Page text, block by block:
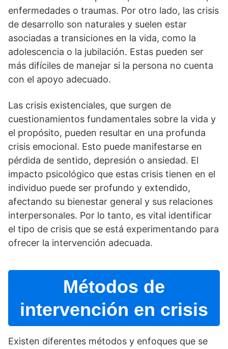
enfermedades o traumas. Por otro lado, las crisis
de desarrollo son naturales y suelen estar
asociadas a transiciones en la vida, como la
adolescencia o la jubilación. Estas pueden ser
más difí­ciles de manejar si la persona no cuenta
con el apoyo adecuado.
Las crisis existenciales, que surgen de
cuestionamientos fundamentales sobre la vida y
el propósito, pueden resultar en una profunda
crisis emocional. Esto puede manifestarse en
pérdida de sentido, depresión o ansiedad. El
impacto psicológico que estas crisis tienen en el
individuo puede ser profundo y extendido,
afectando su bienestar general y sus relaciones
interpersonales. Por lo tanto, es vital identificar
el tipo de crisis que se está experimentando para
ofrecer la intervención adecuada.
Métodos de
intervención en crisis
Existen diferentes métodos y enfoques que se